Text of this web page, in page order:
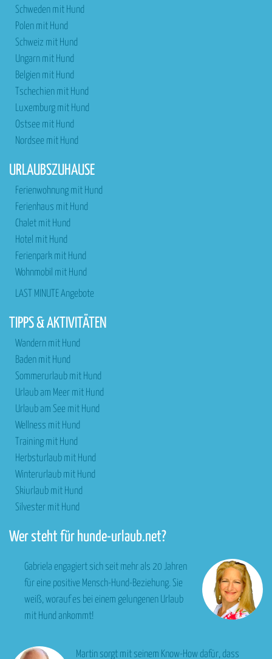
Schweden mit Hund
Polen mit Hund
Schweiz mit Hund
Ungarn mit Hund
Belgien mit Hund
Tschechien mit Hund
Luxemburg mit Hund
Ostsee mit Hund
Nordsee mit Hund
URLAUBSZUHAUSE
Ferienwohnung mit Hund
Ferienhaus mit Hund
Chalet mit Hund
Hotel mit Hund
Ferienpark mit Hund
Wohnmobil mit Hund
LAST MINUTE Angebote
TIPPS & AKTIVITÄTEN
Wandern mit Hund
Baden mit Hund
Sommerurlaub mit Hund
Urlaub am Meer mit Hund
Urlaub am See mit Hund
Wellness mit Hund
Training mit Hund
Herbsturlaub mit Hund
Winterurlaub mit Hund
Skiurlaub mit Hund
Silvester mit Hund
Wer steht für hunde-urlaub.net?
Gabriela engagiert sich seit mehr als 20 Jahren
für eine positive Mensch-Hund-Beziehung. Sie
weiß, worauf es bei einem gelungenen Urlaub
mit Hund ankommt!
Martin sorgt mit seinem Know-How dafür, dass